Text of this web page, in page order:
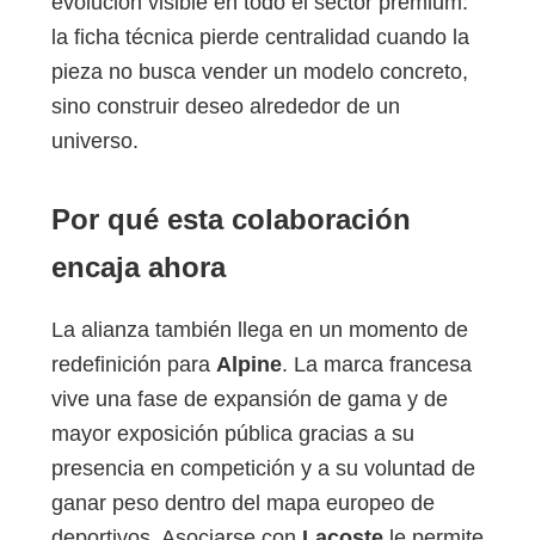
la ficha técnica pierde centralidad cuando la
pieza no busca vender un modelo concreto,
sino construir deseo alrededor de un
universo.
Por qué esta colaboración
encaja ahora
La alianza también llega en un momento de
redefinición para Alpine. La marca francesa
vive una fase de expansión de gama y de
mayor exposición pública gracias a su
presencia en competición y a su voluntad de
ganar peso dentro del mapa europeo de